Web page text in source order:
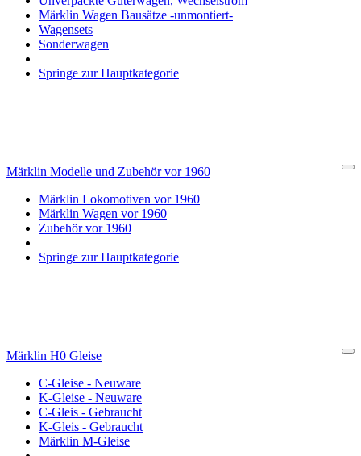
Märklin Wagen Bausätze -unmontiert-
Wagensets
Sonderwagen
Springe zur Hauptkategorie
Märklin Modelle und Zubehör vor 1960
Märklin Lokomotiven vor 1960
Märklin Wagen vor 1960
Zubehör vor 1960
Springe zur Hauptkategorie
Märklin H0 Gleise
C-Gleise - Neuware
K-Gleise - Neuware
C-Gleis - Gebraucht
K-Gleis - Gebraucht
Märklin M-Gleise